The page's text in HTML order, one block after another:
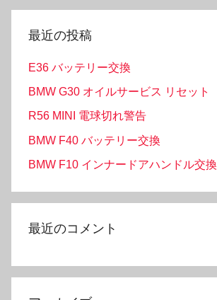
最近の投稿
E36 バッテリー交換
BMW G30 オイルサービス リセット
R56 MINI 電球切れ警告
BMW F40 バッテリー交換
BMW F10 インナードアハンドル交換
最近のコメント